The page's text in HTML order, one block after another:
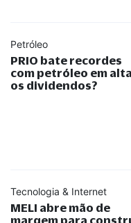
Petróleo
PRIO bate recordes
com petróleo em
os dividendos?
Tecnologia & Internet
MELI abre mão de
margem para